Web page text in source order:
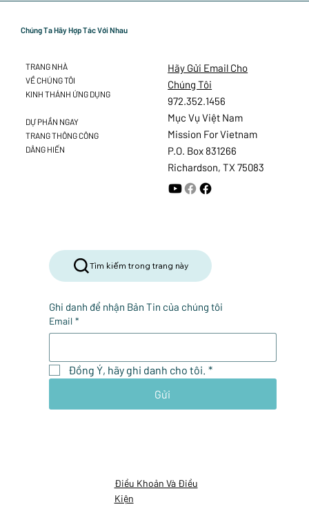
Chúng Ta Hãy Hợp Tác Với Nhau
Điều Khoản Và Điều
Kiện
Tìm kiếm trong trang này
Ghi danh để nhận Bản Tin của chúng tôi
Email *
Đồng Ý, hãy ghi danh cho tôi. *
Gửi
Hãy Gửi Email Cho
Chúng Tôi
972.352.1456
Mục Vụ Việt Nam
Mission For Vietnam
P.O. Box 831266
Richardson, TX 75083
TRANG NHÀ
VỀ CHÚNG TÔI
KINH THÁNH ỨNG DỤNG
DỰ PHẦN NGAY
TRANG THÔNG CÔNG
DÂNG HIẾN